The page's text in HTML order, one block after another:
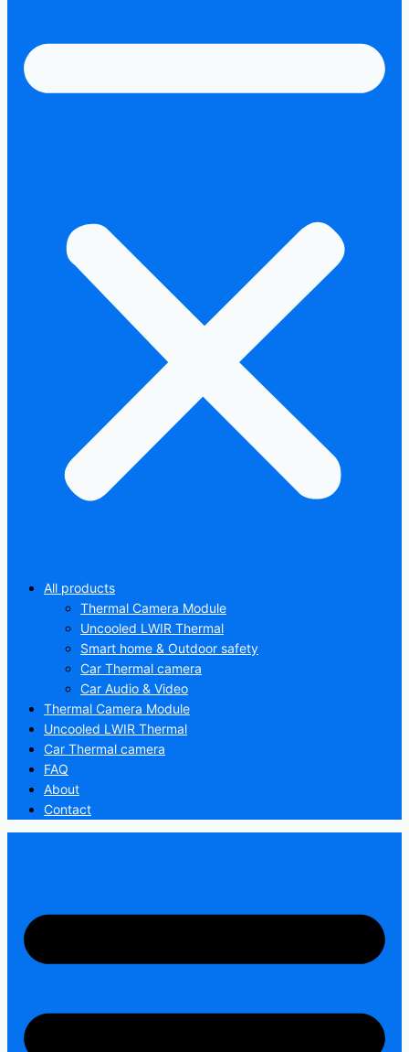
All products
Thermal Camera Module
Uncooled LWIR Thermal
Smart home & Outdoor safety
Car Thermal camera
Car Audio & Video
Thermal Camera Module
Uncooled LWIR Thermal
Car Thermal camera
FAQ
About
Contact